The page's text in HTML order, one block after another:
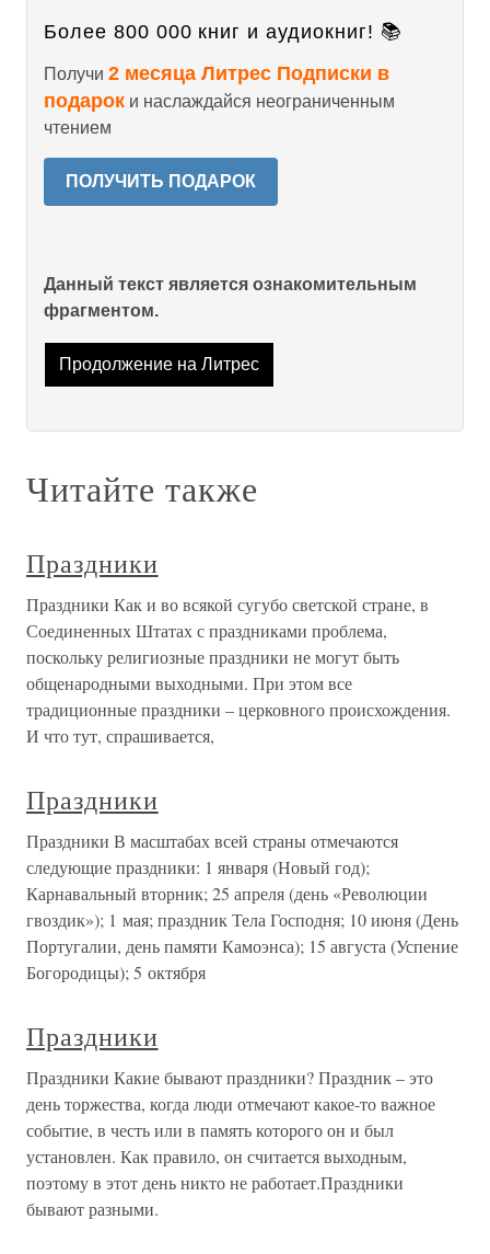
Более 800 000 книг и аудиокниг! 📚
Получи 2 месяца Литрес Подписки в
подарок и наслаждайся неограниченным
чтением
ПОЛУЧИТЬ ПОДАРОК
Данный текст является ознакомительным
фрагментом.
Продолжение на Литрес
Читайте также
Праздники
Праздники Как и во всякой сугубо светской стране, в
Соединенных Штатах с праздниками проблема,
поскольку религиозные праздники не могут быть
общенародными выходными. При этом все
традиционные праздники – церковного происхождения.
И что тут, спрашивается,
Праздники
Праздники В масштабах всей страны отмечаются
следующие праздники: 1 января (Новый год);
Карнавальный вторник; 25 апреля (день «Революции
гвоздик»); 1 мая; праздник Тела Господня; 10 июня (День
Португалии, день памяти Камоэнса); 15 августа (Успение
Богородицы); 5 октября
Праздники
Праздники Какие бывают праздники? Праздник – это
день торжества, когда люди отмечают какое-то важное
событие, в честь или в память которого он и был
установлен. Как правило, он считается выходным,
поэтому в этот день никто не работает.Праздники
бывают разными.